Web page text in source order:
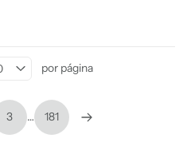
3 … 181
por página